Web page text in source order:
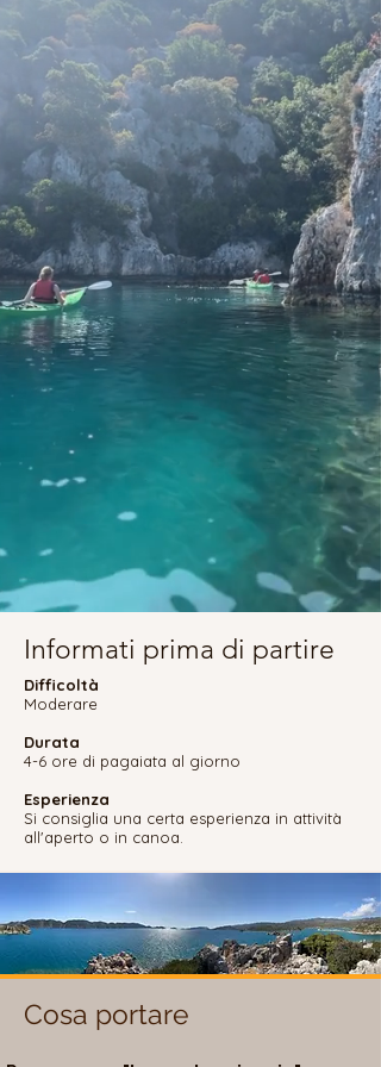
Il pranzo fa parte dell'esperienza. A seconda
del giorno, potremmo goderci un picnic in una
baia tranquilla o scegliere un semplice pasto al
ristorante a Simena.
Tutte le opzioni sono fresche e locali. Per favore
fateci sapere le vostre preferenze dietetiche
prima del tour.
⸻
Le baie segrete e la pagaia di ritorno
In alcuni giorni, quando i tempi e le condizioni
lo consentono, aggiungiamo piccoli extra come
una nuotata nella nostra Secret Bay o un
leggero salto dalla scogliera ad Adalar.
Finiamo con una pagaia rilassata per tornare a
Üçağız, passando i sarcofagi liciani della
⸻
Dettagli del tour e logistica
Livello di attività: moderato (i principianti sono i
benvenuti)
Punto di partenza: Villaggio di Üçağız (Kekova)
Trasferimenti: navette opzionali disponibili da
Kaş e Kalkan
Informati prima di partire
Difficoltà
Moderare
Durata
4-6 ore di pagaiata al giorno
Esperienza
Si consiglia una certa esperienza in attività
all'aperto o in canoa.
Cosa portare